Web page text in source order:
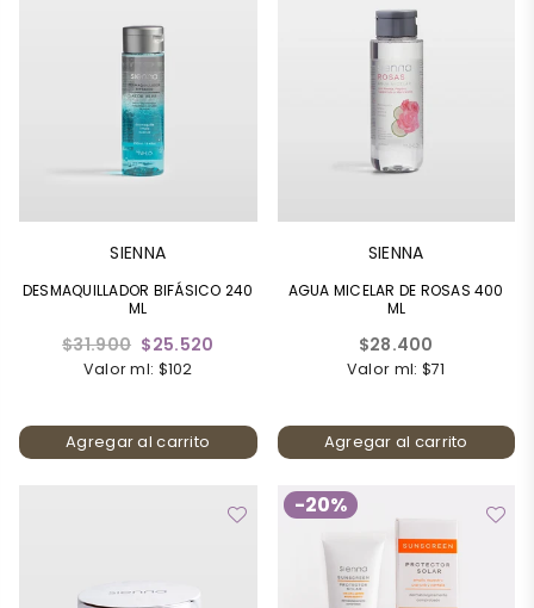
SIENNA
DESMAQUILLADOR BIFÁSICO 240
ML
Precio
habitual
$31.900 $25.520
Valor ml: $102
Agregar al carrito
SIENNA
AGUA MICELAR DE ROSAS 400
ML
Precio
habitual
$28.400
Valor ml: $71
Agregar al carrito
-20%